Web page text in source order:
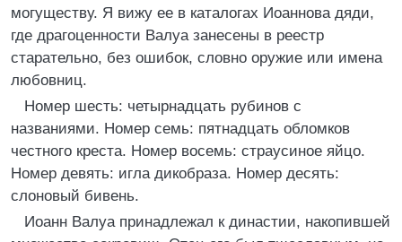
могуществу. Я вижу ее в каталогах Иоаннова дяди,
где драгоценности Валуа занесены в реестр
старательно, без ошибок, словно оружие или имена
любовниц.
Номер шесть: четырнадцать рубинов с
названиями. Номер семь: пятнадцать обломков
честного креста. Номер восемь: страусиное яйцо.
Номер девять: игла дикобраза. Номер десять:
слоновый бивень.
Иоанн Валуа принадлежал к династии, накопившей